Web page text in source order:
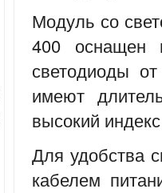
Модуль со
400 оснащен
светодиоды
имеют
высокий
Для удобства
кабелем